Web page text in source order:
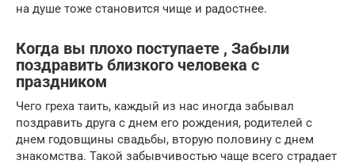
на душе тоже становится чище и радостнее.
Когда вы плохо поступаете , Забыли
поздравить близкого человека с
праздником
Чего греха таить, каждый из нас иногда забывал
поздравить друга с днем его рождения, родителей с
днем годовщины свадьбы, вторую половину с днем
знакомства. Такой забывчивостью чаще всего страдает